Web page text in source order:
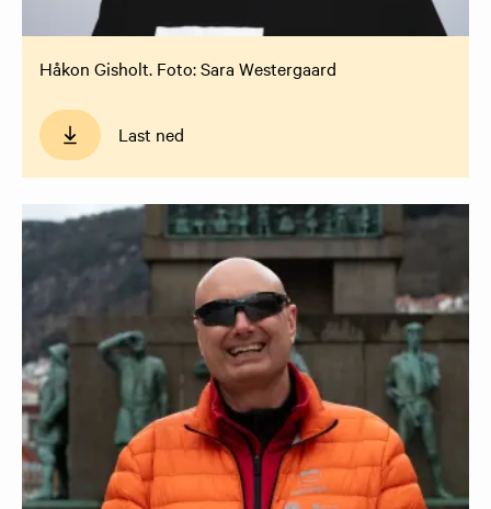
Håkon Gisholt. Foto: Sara Westergaard
Last ned